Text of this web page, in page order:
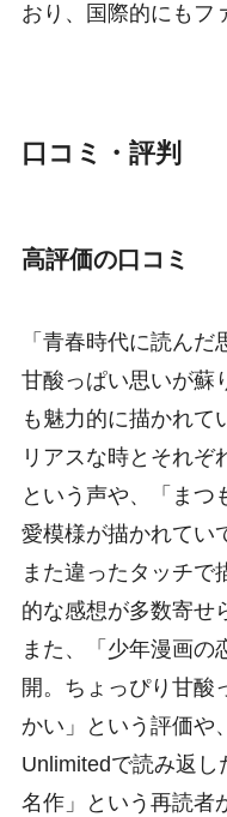
おり、国際的にもフ
口コミ・評判
高評価の口コミ
「青春時代に読ん
甘酸っぱい思いが蘇
も魅力的に描かれて
リアスな時とそれぞ
という声や、「まつ
愛模様が描かれてい
また違ったタッチで
的な感想が多数寄せ
また、「少年漫画の
開。ちょっぴり甘酸
かい」という評価や
Unlimitedで読み返
名作」という再読者